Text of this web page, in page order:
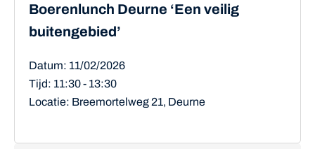
Boerenlunch Deurne ‘Een veilig
buitengebied’
Datum: 11/02/2026
Tijd: 11:30 - 13:30
Locatie: Breemortelweg 21, Deurne